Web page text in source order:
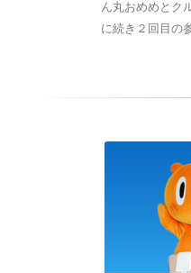
ん丸おめめとク
に続き２回目の